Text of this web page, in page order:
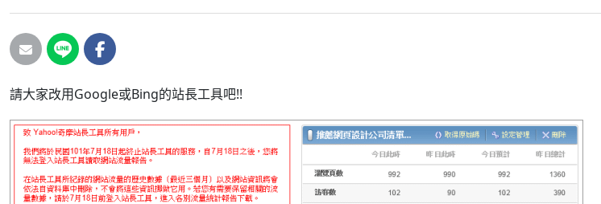
請大家改用Google或Bing的站長工具吧!!